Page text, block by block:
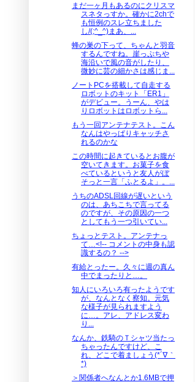
まだ一ヶ月もあるのにクリスマ
スネタっすか。確かに2chで
も恒例のスレ立ちました
し/(;^_^)まあ、...
蜂の巣の下って、ちゃんと羽音
するんですね。崖っぷちや
海沿いで風の音がしたり、
微妙に芸の細かさは感じま...
ノートPCを搭載して自走する
ロボットのキット「ER1」
がデビュー。うーん、やは
りロボットはロボットら...
もう一回アンテナテスト。こん
なんはやっぱりキャッチさ
れるのかな
この時間に起きているとお腹が
空いてきます。お菓子を食
べているというと友人がぼ
そっと一言「ふとるよ」。...
うちのADSL回線が遅いという
のは、あちこちで言ってる
のですが、その原因の一つ
としてもう一つ引いてい...
ちょっとテスト。アンテナっ
て…<!-- コメントの中身も認
識するの？ -->
有給とったー。久々に週の真ん
中でまったりと…。
知人にいろいろ有ったようです
が、なんとなく察知。元気
な様子が見られますよう
に…。アレ、アドレス変わ
り...
なんか、鉄騎のＴシャツ当たっ
ちゃったんですけど、こ
れ、どこで着ましょう(*´∇｀
*)
＞関係者へなんとか1.6MBで押